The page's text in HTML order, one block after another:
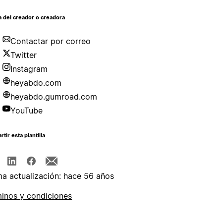
del creador o creadora
Contactar por correo
Twitter
Instagram
heyabdo.com
heyabdo.gumroad.com
YouTube
esta plantilla
actualización: hace 56 años
y condiciones